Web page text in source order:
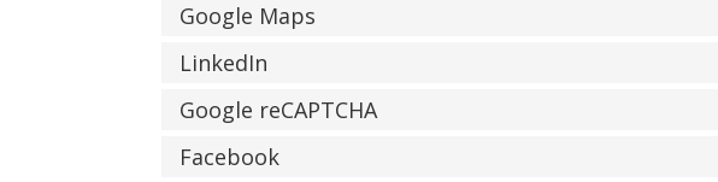
Google Maps
LinkedIn
Google reCAPTCHA
Facebook